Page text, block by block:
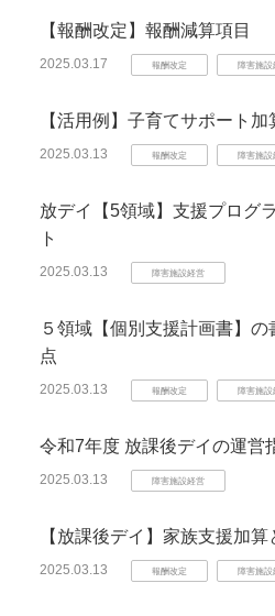
【報酬改定】報酬減算項目
2025.03.17 報酬改定 障害施設
【活用例】子育てサポート加
2025.03.13 報酬改定 障害施設
放デイ【5領域】支援プログ
ト
2025.03.13 障害施設経営
５領域【個別支援計画書】
点
2025.03.13 報酬改定 障害施設
令和7年度 放課後デイの運営
2025.03.13 障害施設経営
【放課後デイ】家族支援加算
2025.03.13 報酬改定 障害施設